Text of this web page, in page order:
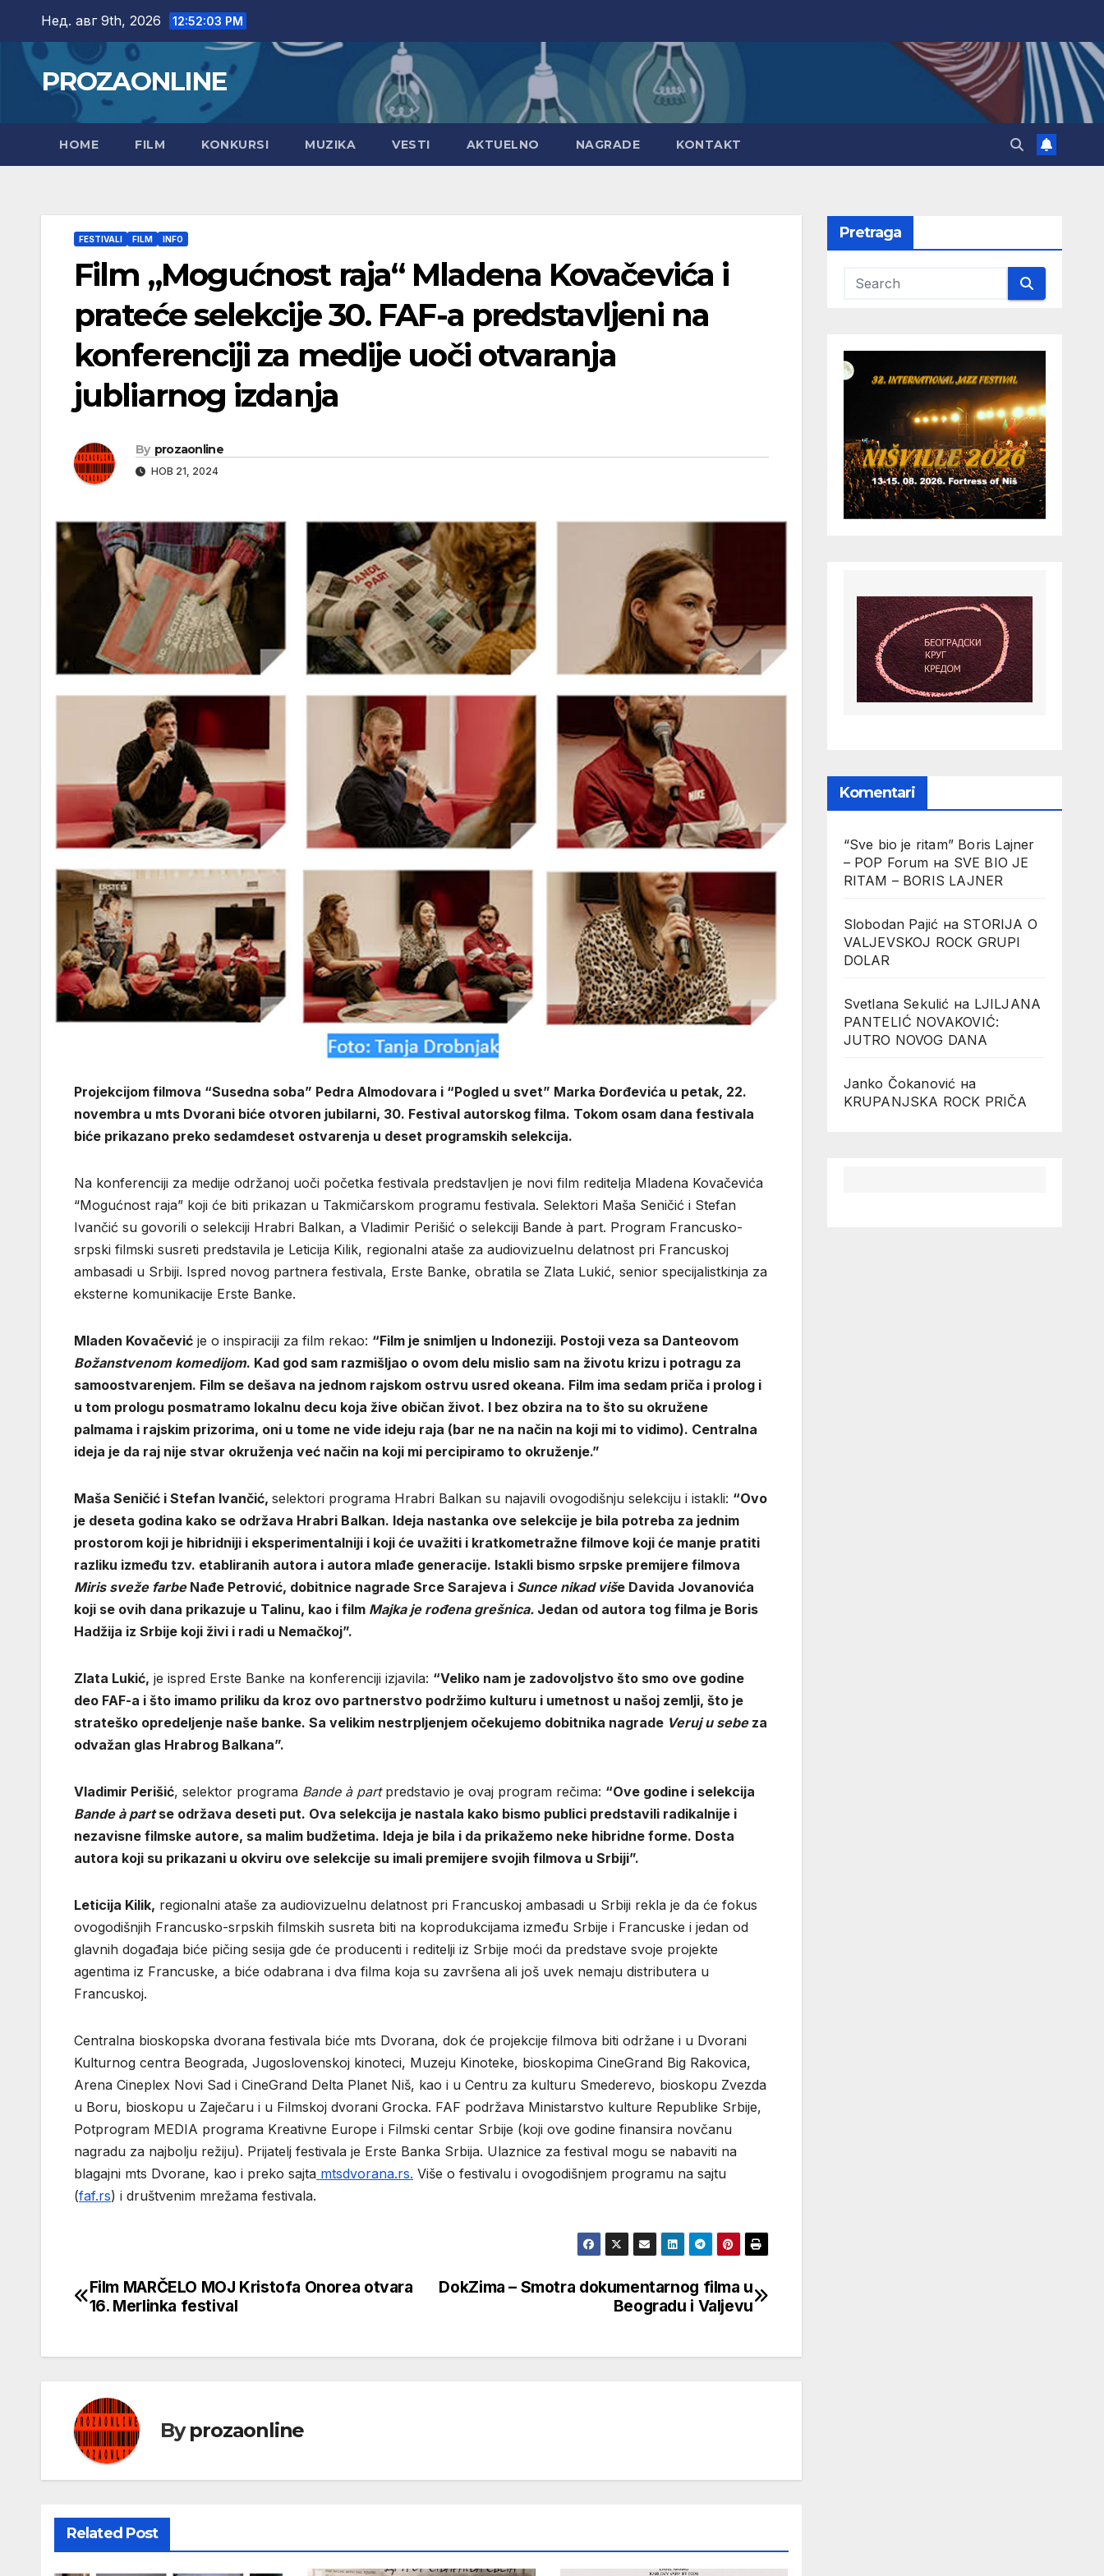
content
Нед. авг 9th, 2026 12:52:04 PM
PROZAONLINE
HOME FILM KONKURSI MUZIKA VESTI AKTUELNO NAGRADE KONTAKT
FESTIVALI FILM INFO
Film „Mogućnost raja“ Mladena Kovačevića i
prateće selekcije 30. FAF-a predstavljeni na
konferenciji za medije uoči otvaranja
jubliarnog izdanja
By prozaonline
НОВ 21, 2024
Projekcijom filmova “Susedna soba” Pedra Almodovara i “Pogled u svet” Marka Đorđevića u petak, 22.
novembra u mts Dvorani biće otvoren jubilarni, 30. Festival autorskog filma. Tokom osam dana festivala
biće prikazano preko sedamdeset ostvarenja u deset programskih selekcija.
Na konferenciji za medije održanoj uoči početka festivala predstavljen je novi film reditelja Mladena Kovačevića
“Mogućnost raja” koji će biti prikazan u Takmičarskom programu festivala. Selektori Maša Seničić i Stefan
Ivančić su govorili o selekciji Hrabri Balkan, a Vladimir Perišić o selekciji Bande à part. Program Francusko-
srpski filmski susreti predstavila je Leticija Kilik, regionalni ataše za audiovizuelnu delatnost pri Francuskoj
ambasadi u Srbiji. Ispred novog partnera festivala, Erste Banke, obratila se Zlata Lukić, senior specijalistkinja za
eksterne komunikacije Erste Banke.
Mladen Kovačević je o inspiraciji za film rekao: “Film je snimljen u Indoneziji. Postoji veza sa Danteovom
Božanstvenom komedijom. Kad god sam razmišljao o ovom delu mislio sam na životu krizu i potragu za
samoostvarenjem. Film se dešava na jednom rajskom ostrvu usred okeana. Film ima sedam priča i prolog i
u tom prologu posmatramo lokalnu decu koja žive običan život. I bez obzira na to što su okružene
palmama i rajskim prizorima, oni u tome ne vide ideju raja (bar ne na način na koji mi to vidimo). Centralna
ideja je da raj nije stvar okruženja već način na koji mi percipiramo to okruženje.”
Maša Seničić i Stefan Ivančić, selektori programa Hrabri Balkan su najavili ovogodišnju selekciju i istakli: “Ovo
je deseta godina kako se održava Hrabri Balkan. Ideja nastanka ove selekcije je bila potreba za jednim
prostorom koji je hibridniji i eksperimentalniji i koji će uvažiti i kratkometražne filmove koji će manje pratiti
razliku između tzv. etabliranih autora i autora mlađe generacije. Istakli bismo srpske premijere filmova
Miris sveže farbeNađe Petrović, dobitnice nagrade Srce Sarajeva i Sunce nikad više Davida Jovanovića
koji se ovih dana prikazuje u Talinu, kao i film Majka je rođena grešnica. Jedan od autora tog filma je Boris
Hadžija iz Srbije koji živi i radi u Nemačkoj”.
Zlata Lukić, je ispred Erste Banke na konferenciji izjavila: “Veliko nam je zadovoljstvo što smo ove godine
deo FAF-a i što imamo priliku da kroz ovo partnerstvo podržimo kulturu i umetnost u našoj zemlji, što je
strateško opredeljenje naše banke. Sa velikim nestrpljenjem očekujemo dobitnika nagrade Veruj u sebeza
odvažan glas Hrabrog Balkana”.
Vladimir Perišić, selektor programa Bande à partpredstavio je ovaj program rečima: “Ove godine i selekcija
Bande à partse održava deseti put. Ova selekcija je nastala kako bismo publici predstavili radikalnije i
nezavisne filmske autore, sa malim budžetima. Ideja je bila i da prikažemo neke hibridne forme. Dosta
autora koji su prikazani u okviru ove selekcije su imali premijere svojih filmova u Srbiji”.
Leticija Kilik, regionalni ataše za audiovizuelnu delatnost pri Francuskoj ambasadi u Srbiji rekla je da će fokus
ovogodišnjih Francusko-srpskih filmskih susreta biti na koprodukcijama između Srbije i Francuske i jedan od
glavnih događaja biće pičing sesija gde će producenti i reditelji iz Srbije moći da predstave svoje projekte
agentima iz Francuske, a biće odabrana i dva filma koja su završena ali još uvek nemaju distributera u
Francuskoj.
Centralna bioskopska dvorana festivala biće mts Dvorana, dok će projekcije filmova biti održane i u Dvorani
Kulturnog centra Beograda, Jugoslovenskoj kinoteci, Muzeju Kinoteke, bioskopima CineGrand Big Rakovica,
Arena Cineplex Novi Sad i CineGrand Delta Planet Niš, kao i u Centru za kulturu Smederevo, bioskopu Zvezda
u Boru, bioskopu u Zaječaru i u Filmskoj dvorani Grocka. FAF podržava Ministarstvo kulture Republike Srbije,
Potprogram MEDIA programa Kreativne Europe i Filmski centar Srbije (koji ove godine finansira novčanu
nagradu za najbolju režiju). Prijatelj festivala je Erste Banka Srbija. Ulaznice za festival mogu se nabaviti na
blagajni mts Dvorane, kao i preko sajta mtsdvorana.rs. Više o festivalu i ovogodišnjem programu na sajtu
(faf.rs) i društvenim mrežama festivala.
Кретање
DokZima – Smotra dokumentarnog filma u
Beogradu i Valjevu
Film MARČELO MOJ Kristofa Onorea otvara
16. Merlinka festival
Byprozaonline
Related Post
Pretraga
Komentari
“Sve bio je ritam” Boris Lajner
– POP Forum на SVE BIO JE
RITAM – BORIS LAJNER
Slobodan Pajić на STORIJA O
VALJEVSKOJ ROCK GRUPI
DOLAR
Svetlana Sekulić на LJILJANA
PANTELIĆ NOVAKOVIĆ:
JUTRO NOVOG DANA
Janko Čokanović на
KRUPANJSKA ROCK PRIČA